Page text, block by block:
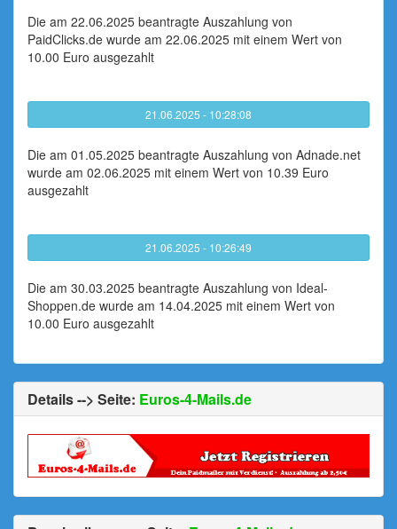
Die am 22.06.2025 beantragte Auszahlung von
PaidClicks.de wurde am 22.06.2025 mit einem Wert von
10.00 Euro ausgezahlt
21.06.2025 - 10:28:08
Die am 01.05.2025 beantragte Auszahlung von Adnade.net
wurde am 02.06.2025 mit einem Wert von 10.39 Euro
ausgezahlt
21.06.2025 - 10:26:49
Die am 30.03.2025 beantragte Auszahlung von Ideal-
Shoppen.de wurde am 14.04.2025 mit einem Wert von
10.00 Euro ausgezahlt
Details --> Seite: Euros-4-Mails.de